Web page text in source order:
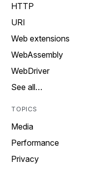
HTTP
URI
Web extensions
WebAssembly
WebDriver
See all…
TOPICS
Media
Performance
Privacy